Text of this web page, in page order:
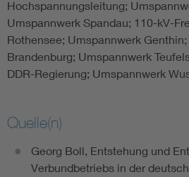
Hochspannungsleitung;
Umspannwerk Spandau; 110-kV-
Rothensee; Umspannwerk
Brandenburg; Umspannwerk
DDR-Regierung; Umspannwerk
Quelle(n)
Georg Boll, Entstehung und
Verbundbetriebs in der